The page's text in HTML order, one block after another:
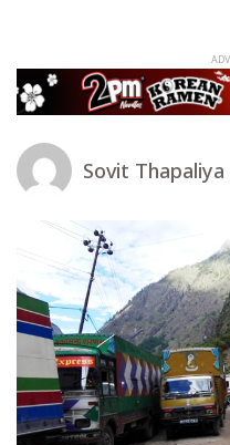
Sovit Thapaliya